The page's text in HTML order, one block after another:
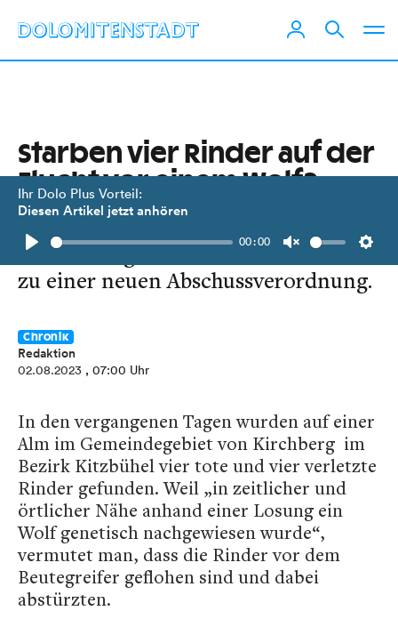
Ihr Dolo Plus Vorteil:
Diesen Artikel jetzt anhören
Play
00:00
Unmute
Starben vier Rinder auf der
Flucht vor einem Wolf?
Auf einer Alm im Bezirk Kitzbühel
deutet einiges darauf hin und führt
zu einer neuen Abschussverordnung.
Chronik
Redaktion
02.08.2023 , 07:00 Uhr
In den vergangenen Tagen wurden auf einer
Alm im Gemeindegebiet von Kirchberg im
Bezirk Kitzbühel vier tote und vier verletzte
Rinder gefunden. Weil „in zeitlicher und
örtlicher Nähe anhand einer Losung ein
Wolf genetisch nachgewiesen wurde“,
vermutet man, dass die Rinder vor dem
Beutegreifer geflohen sind und dabei
abstürzten.